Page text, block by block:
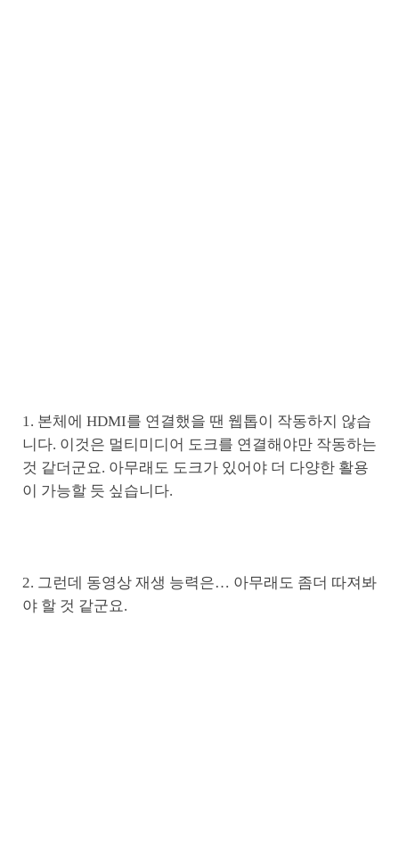
1. 본체에 HDMI를 연결했을 땐 웹톱이 작동하지 않습
니다. 이것은 멀티미디어 도크를 연결해야만 작동하는
것 같더군요. 아무래도 도크가 있어야 더 다양한 활용
이 가능할 듯 싶습니다.
2. 그런데 동영상 재생 능력은… 아무래도 좀더 따져봐
야 할 것 같군요.